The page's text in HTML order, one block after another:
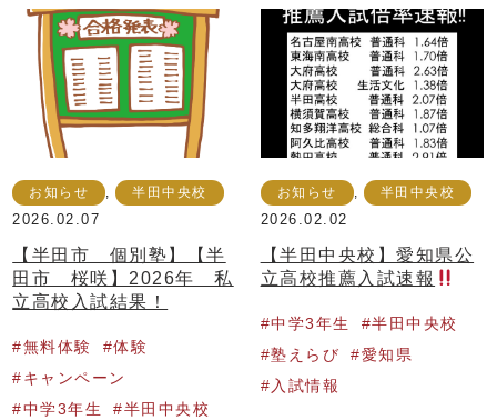
お知らせ , 半田中央校
2026.02.07
【半田市 個別塾】【半
田市 桜咲】2026年 私
立高校入試結果！
無料体験
体験
キャンペーン
中学3年生
半田中央校
お知らせ , 半田中央校
2026.02.02
【半田中央校】愛知県公
立高校推薦入試速報
中学3年生
半田中央校
塾えらび
愛知県
入試情報